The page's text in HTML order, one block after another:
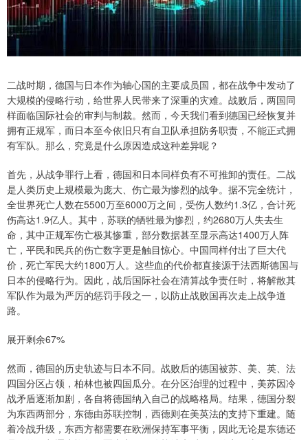
二战时期，德国与日本作为轴心国的主要成员国，都在战争中发动了
大规模的侵略行动，给世界人民带来了深重的灾难。战败后，两国同
样面临国际社会的审判与制裁。然而，今天我们看到德国已经恢复并
拥有正规军，而日本至今依旧只有自卫队承担防务职责，不能正式拥
有军队。那么，究竟是什么原因造成这种差异呢？
首先，从战争罪行上看，德国和日本同样负有不可推卸的责任。二战
是人类历史上规模最为庞大、伤亡最为惨烈的战争。据不完全统计，
全世界死亡人数在5500万至6000万之间，受伤人数约1.3亿，合计死
伤高达1.9亿人。其中，苏联的牺牲最为惨烈，约2680万人失去生
命，其中正规军伤亡极其惨重，部分数据甚至显示高达1400万人阵
亡，平民和民兵的伤亡数字更是触目惊心。中国同样付出了巨大代
价，死亡军民大约1800万人。这些血的代价都直接源于法西斯德国与
日本的侵略行为。因此，战后国际社会在清算战争责任时，将解散其
军队作为最为严厉的惩罚手段之一，以防止战败国再次走上战争道
路。
展开剩余67%
然而，德国的历史轨迹与日本不同。战败后的德国被苏、美、英、法
四国分区占领，柏林也被四国瓜分。在分区治理的过程中，美苏因冷
战矛盾逐渐加剧，各自将德国纳入自己的战略格局。结果，德国分裂
为东西两部分，东德由苏联控制，西德则在美英法的支持下重建。随
着冷战升级，东西方都需要在欧洲保持军事平衡，因此无论是东德还